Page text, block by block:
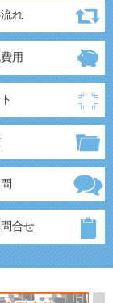
れ
用
合せ